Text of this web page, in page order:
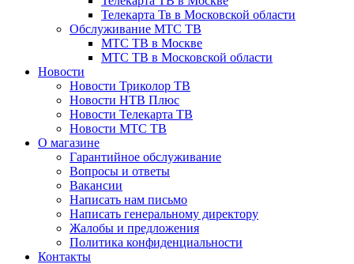
Телекарта Тв в Московской области
Обслуживание МТС ТВ
МТС ТВ в Москве
МТС ТВ в Московской области
Новости
Новости Триколор ТВ
Новости НТВ Плюс
Новости Телекарта ТВ
Новости МТС ТВ
О магазине
Гарантийное обслуживание
Вопросы и ответы
Вакансии
Написать нам письмо
Написать генеральному директору
Жалобы и предложения
Политика конфиденциальности
Контакты